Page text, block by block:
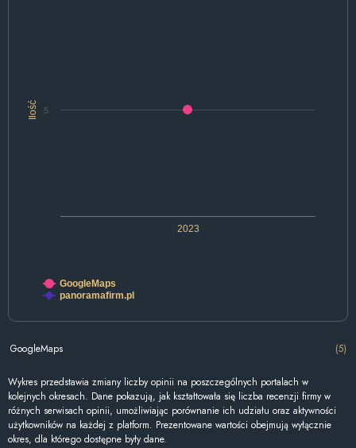
Ilość
2023
5
GoogleMaps
panoramafirm.pl
GoogleMaps (5)
Wykres przedstawia zmiany liczby opinii na poszczególnych portalach w
kolejnych okresach. Dane pokazują, jak kształtowała się liczba recenzji firmy w
różnych serwisach opinii, umożliwiając porównanie ich udziału oraz aktywności
użytkowników na każdej z platform. Prezentowane wartości obejmują wyłącznie
okres, dla którego dostępne były dane.